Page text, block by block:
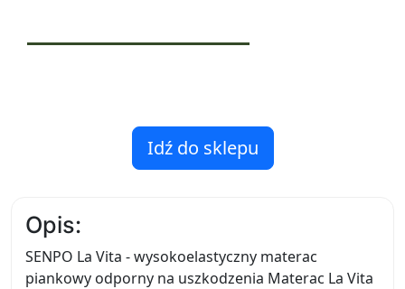
Idź do sklepu
Opis:
SENPO La Vita - wysokoelastyczny materac
piankowy odporny na uszkodzenia Materac La Vita